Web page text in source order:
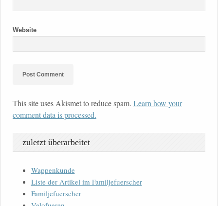
Website
This site uses Akismet to reduce spam. Learn how your
comment data is processed.
zuletzt überarbeitet
Wappenkunde
Liste der Artikel im Familjefuerscher
Familjefuerscher